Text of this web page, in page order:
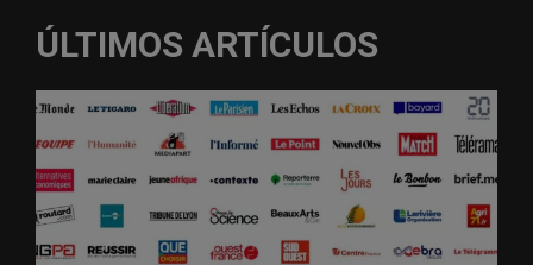
ÚLTIMOS ARTÍCULOS